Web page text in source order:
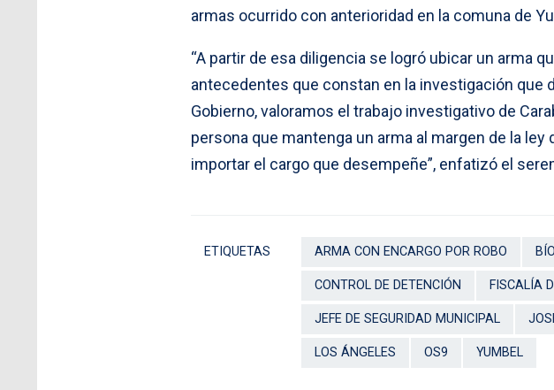
armas ocurrido con anterioridad en la comuna de
“A partir de esa diligencia se logró ubicar un arma
antecedentes que constan en la investigación que
Gobierno, valoramos el trabajo investigativo de
persona que mantenga un arma al margen de la
importar el cargo que desempeñe”, enfatizó el
ETIQUETAS ARMA CON ENCARGO POR ROBO
CONTROL DE DETENCIÓN FISCALÍA
JEFE DE SEGURIDAD MUNICIPAL
LOS ÁNGELES OS9 YUMBEL